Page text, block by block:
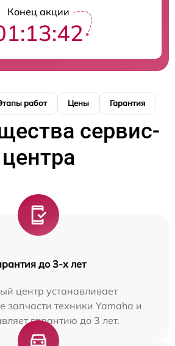
Конец акции
работ Цены Гарантия
сервис-
центра
до 3-х лет
центр устанавливает
запчасти техники Yamaha и
гарантию до 3 лет.